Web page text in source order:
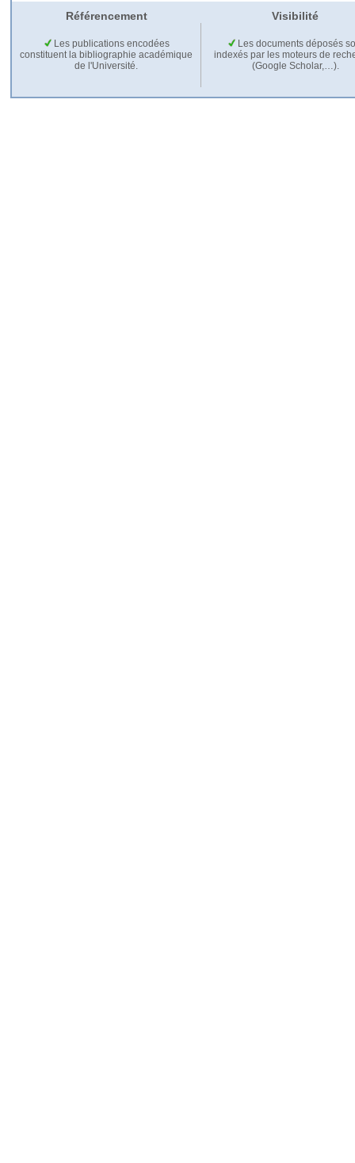
Référencement Visibilité
Les publications encodées
constituent la bibliographie académique
de l'Université.
Les documents déposés
indexés par les moteurs de
(Google Scholar,…).